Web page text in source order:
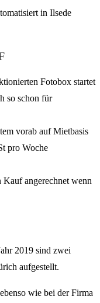
Fotobox startet
so schon für
vorab auf Mietbasis
pro Woche
Kauf angerechnet wenn
2019 sind zwei
aufgestellt.
wie bei der Firma